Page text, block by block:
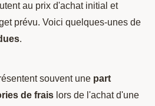
au prix d'achat initial et
prévu. Voici quelques-unes de
.
souvent une part
de frais lors de l'achat d'une